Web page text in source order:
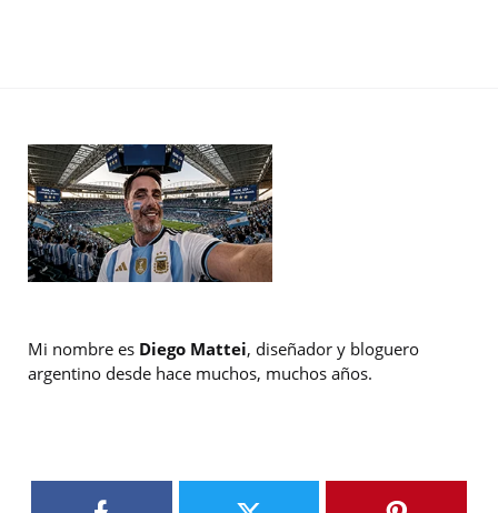
Mi nombre es Diego Mattei, diseñador y bloguero
argentino desde hace muchos, muchos años.